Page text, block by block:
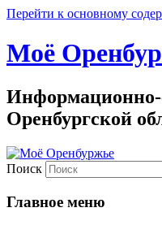
Перейти к основному
Моё
Оренбургской
Поиск
Главное меню